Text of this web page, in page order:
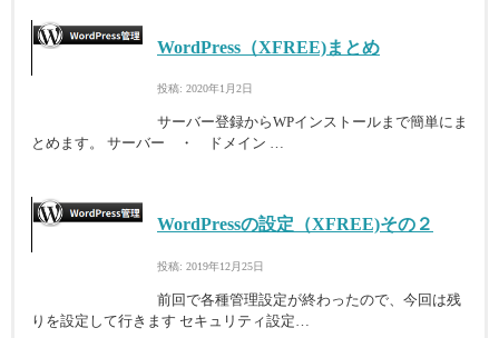
WordPress（XFREE)まとめ
投稿: 2020年1月2日
サーバー登録からWPインストールまで簡単にま
とめます。 サーバー ・ ドメイン …
WordPressの設定（XFREE)その２
投稿: 2019年12月25日
前回で各種管理設定が終わったので、今回は残
りを設定して行きます セキュリティ設定…